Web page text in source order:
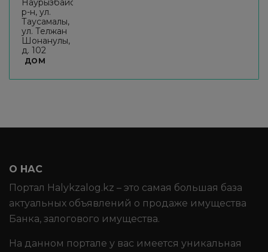
ДОМ
О НАС
Портал Halykzalog.kz – это самая большая база
актуальных объявлений о продаже имущества
Банка, залогового имущества.
На данном портале у вас имеется уникальная